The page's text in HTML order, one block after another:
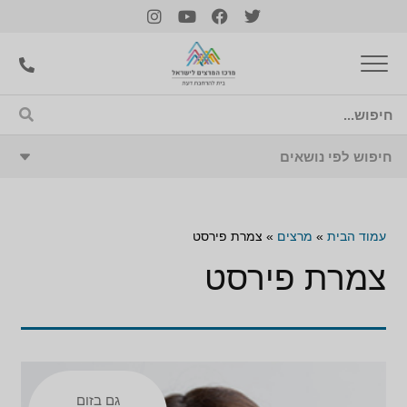
עמוד הבית » מרצים » צמרת פירסט
צמרת פירסט
גם בזום